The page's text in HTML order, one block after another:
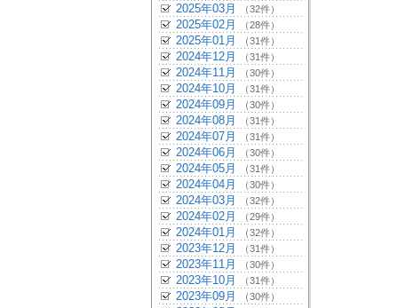
2025年03月 （32件）
2025年02月 （28件）
2025年01月 （31件）
2024年12月 （31件）
2024年11月 （30件）
2024年10月 （31件）
2024年09月 （30件）
2024年08月 （31件）
2024年07月 （31件）
2024年06月 （30件）
2024年05月 （31件）
2024年04月 （30件）
2024年03月 （32件）
2024年02月 （29件）
2024年01月 （32件）
2023年12月 （31件）
2023年11月 （30件）
2023年10月 （31件）
2023年09月 （30件）